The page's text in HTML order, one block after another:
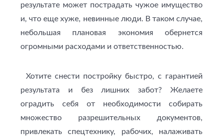
результате может пострадать чужое имущество
и, что еще хуже, невинные люди. В таком случае,
небольшая плановая экономия обернется
огромными расходами и ответственностью.
Хотите снести постройку быстро, с гарантией
результата и без лишних забот? Желаете
оградить себя от необходимости собирать
множество разрешительных документов,
привлекать спецтехнику, рабочих, налаживать